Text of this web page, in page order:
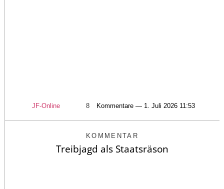
JF-Online 8 Kommentare — 1. Juli 2026 11:53
KOMMENTAR
Treibjagd als Staatsräson